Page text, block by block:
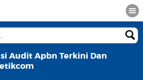
Audit Apbn Terkini Dan